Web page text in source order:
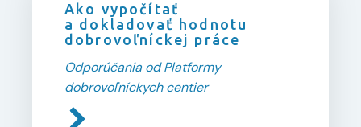
Ako vypočítať
a dokladovať hodnotu
dobrovoľníckej práce
Odporúčania od Platformy
dobrovoľníckych centier